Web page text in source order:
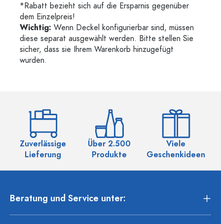
*Rabatt bezieht sich auf die Ersparnis gegenüber
dem Einzelpreis!
Wichtig: Wenn Deckel konfigurierbar sind, müssen
diese separat ausgewählt werden. Bitte stellen Sie
sicher, dass sie Ihrem Warenkorb hinzugefügt
wurden.
Zuverlässige
Lieferung
Über 2.500
Produkte
Viele
Geschenkideen
Beratung und Service unter: